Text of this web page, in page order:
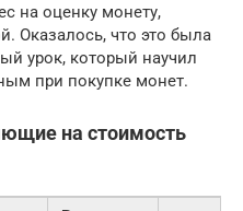
на оценку монету,
Оказалось, что это была
урок, который научил
при покупке монет.
на стоимость